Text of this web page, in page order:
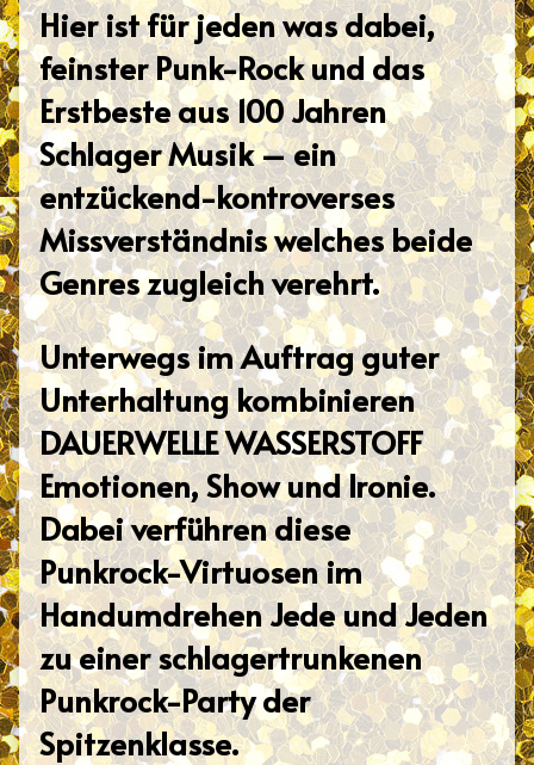
Hier ist für jeden was dabei,
feinster Punk-Rock und das
Erstbeste aus 100 Jahren
Schlager Musik – ein
entzückend-kontroverses
Missverständnis welches beide
Genres zugleich verehrt.
Unterwegs im Auftrag guter
Unterhaltung kombinieren
DAUERWELLE WASSERSTOFF
Emotionen, Show und Ironie.
Dabei verführen diese
Punkrock-Virtuosen im
Handumdrehen Jede und Jeden
zu einer schlagertrunkenen
Punkrock-Party der
Spitzenklasse.